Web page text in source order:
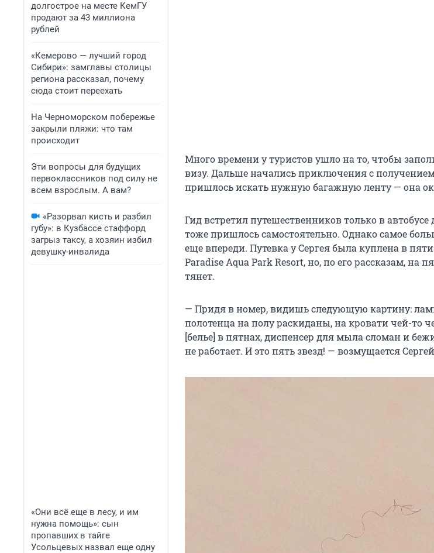
долгострое на месте КемГУ
продают за 43 миллиона
рублей
«Кемерово — лучший город
Сибири»: замглавы столицы
региона рассказал, почему
сюда стоит переехать
На Черноморском побережье
закрыли пляжи: что там
происходит
Эти вопросы для будущих
первоклассников под силу не
всем взрослым. А вам?
«Разорвал кисть и разбил
губу»: в Кузбассе стаффорд
загрыз таксу, а хозяин избил
девушку-инвалида
«Они всё еще в лесу, и им
нужна помощь»: сын
пропавших в тайге
Усольцевых назвал еще одну
Много времени у туристов ушло на то, чтобы
визу. Дальше начались приключения с
пришлось искать нужную багажную ленту — она
Гид встретил путешественников только в автобусе
тоже пришлось самостоятельно. Однако самое
еще впереди. Путевка у Сергея была куплена в
Paradise Aqua Park Resort, но, по его рассказам, на
тянет.
— Придя в номер, видишь следующую картину:
полотенца на полу раскиданы, на кровати чей-то
[белье] в пятнах, диспенсер для мыла сломан и
не работает. И это пять звезд! — возмущается